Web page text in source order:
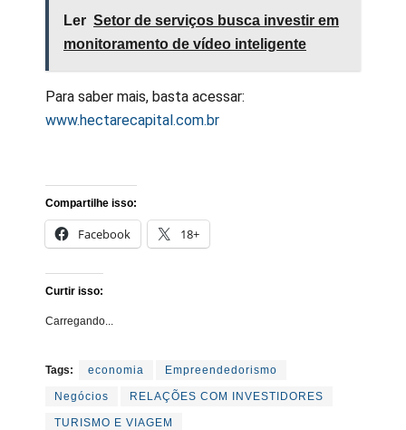
Ler Setor de serviços busca investir em
monitoramento de vídeo inteligente
Para saber mais, basta acessar:
www.hectarecapital.com.br
Compartilhe isso:
Facebook 18+
Curtir isso:
Carregando...
Tags: economia Empreendedorismo
Negócios RELAÇÕES COM INVESTIDORES
TURISMO E VIAGEM